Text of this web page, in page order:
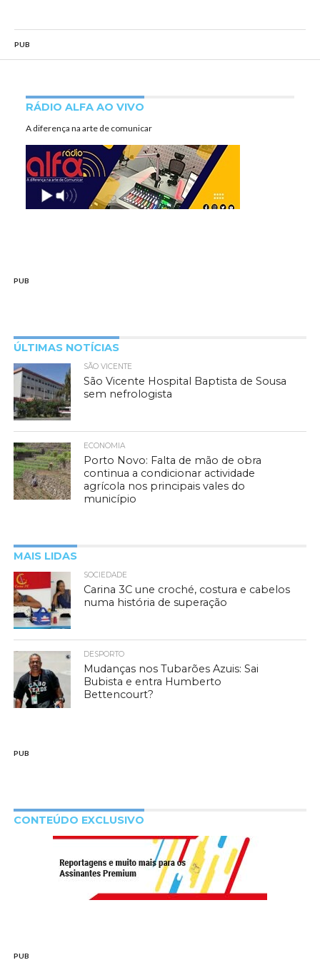
PUB
RÁDIO ALFA AO VIVO
A diferença na arte de comunicar
PUB
ÚLTIMAS NOTÍCIAS
SÃO VICENTE
São Vicente Hospital Baptista de Sousa
sem nefrologista
ECONOMIA
Porto Novo: Falta de mão de obra
continua a condicionar actividade
agrícola nos principais vales do
município
MAIS LIDAS
SOCIEDADE
Carina 3C une croché, costura e cabelos
numa história de superação
DESPORTO
Mudanças nos Tubarões Azuis: Sai
Bubista e entra Humberto
Bettencourt?
PUB
CONTEÚDO EXCLUSIVO
PUB